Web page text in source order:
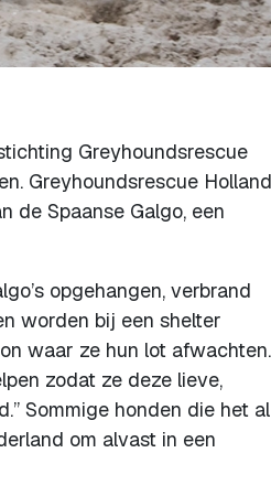
Greyhoundsrescue
Greyhoundsrescue Holland
de Spaanse Galgo, een
opgehangen, verbrand
worden bij een shelter
waar ze hun lot afwachten.
zodat ze deze lieve,
Sommige honden die het al
om alvast in een